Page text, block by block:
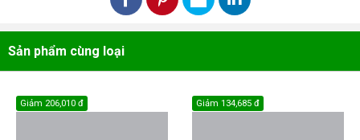
Đèn dễ dàng lắp đặt trần thạch cao cho nhà phố, biệt thự, căn hộ
Sản phẩm cùng loại
Giảm 206,010 đ Giảm 134,685 đ